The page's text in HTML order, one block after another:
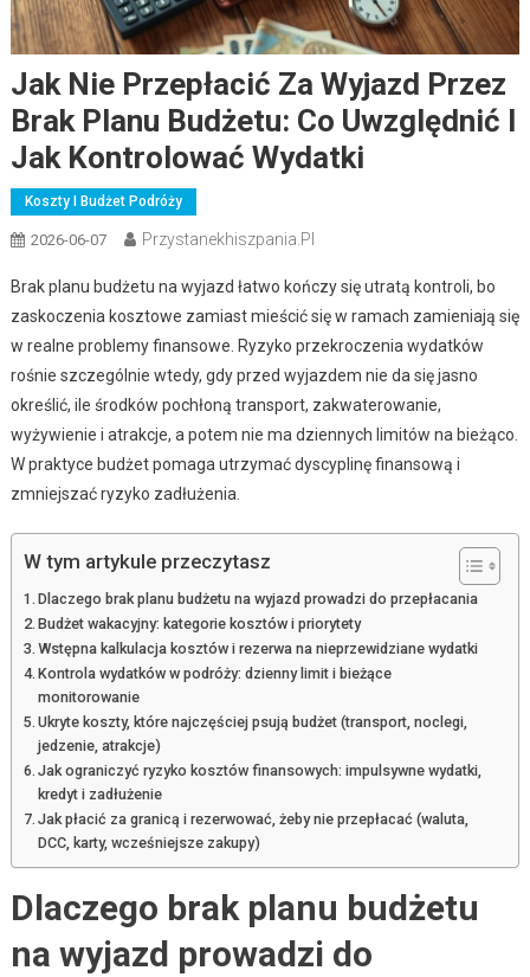
Jak Nie Przepłacić Za Wyjazd Przez
Brak Planu Budżetu: Co Uwzględnić I
Jak Kontrolować Wydatki
Koszty I Budżet Podróży
2026-06-07 Przystanekhiszpania.pl
Brak planu budżetu na wyjazd łatwo kończy się utratą kontroli, bo
zaskoczenia kosztowe zamiast mieścić się w ramach zamieniają się
w realne problemy finansowe. Ryzyko przekroczenia wydatków
rośnie szczególnie wtedy, gdy przed wyjazdem nie da się jasno
określić, ile środków pochłoną transport, zakwaterowanie,
wyżywienie i atrakcje, a potem nie ma dziennych limitów na bieżąco.
W praktyce budżet pomaga utrzymać dyscyplinę finansową i
zmniejszać ryzyko zadłużenia.
W tym artykule przeczytasz
Dlaczego brak planu budżetu na wyjazd prowadzi do przepłacania
Budżet wakacyjny: kategorie kosztów i priorytety
Wstępna kalkulacja kosztów i rezerwa na nieprzewidziane wydatki
Kontrola wydatków w podróży: dzienny limit i bieżące
monitorowanie
Ukryte koszty, które najczęściej psują budżet (transport, noclegi,
jedzenie, atrakcje)
Jak ograniczyć ryzyko kosztów finansowych: impulsywne wydatki,
kredyt i zadłużenie
Jak płacić za granicą i rezerwować, żeby nie przepłacać (waluta,
DCC, karty, wcześniejsze zakupy)
Dlaczego brak planu budżetu
na wyjazd prowadzi do